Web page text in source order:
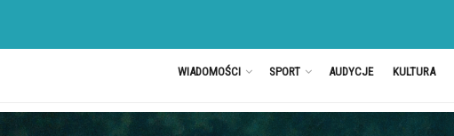
WIADOMOŚCI SPORT AUDYCJE KULTURA